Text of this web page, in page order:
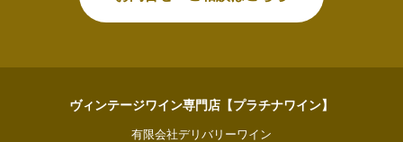
ヴィンテージワイン専門店【プラチナワイン】
有限会社デリバリーワイン